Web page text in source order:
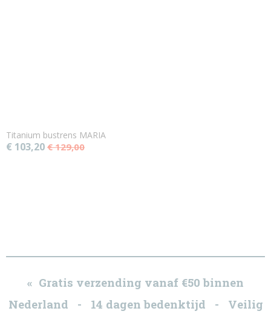
Titanium bustrens MARIA
€ 103,20 € 129,00
« Gratis verzending vanaf €50 binnen
Nederland - 14 dagen bedenktijd - Veilig